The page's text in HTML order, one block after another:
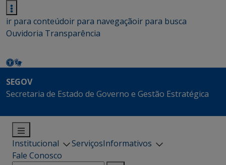
ir para conteúdoir para navegaçãoir para busca
Ouvidoria Transparência
SEGOV
Secretaria de Estado de Governo e Gestão Estratégica
Institucional ServiçosInformativos
Fale Conosco